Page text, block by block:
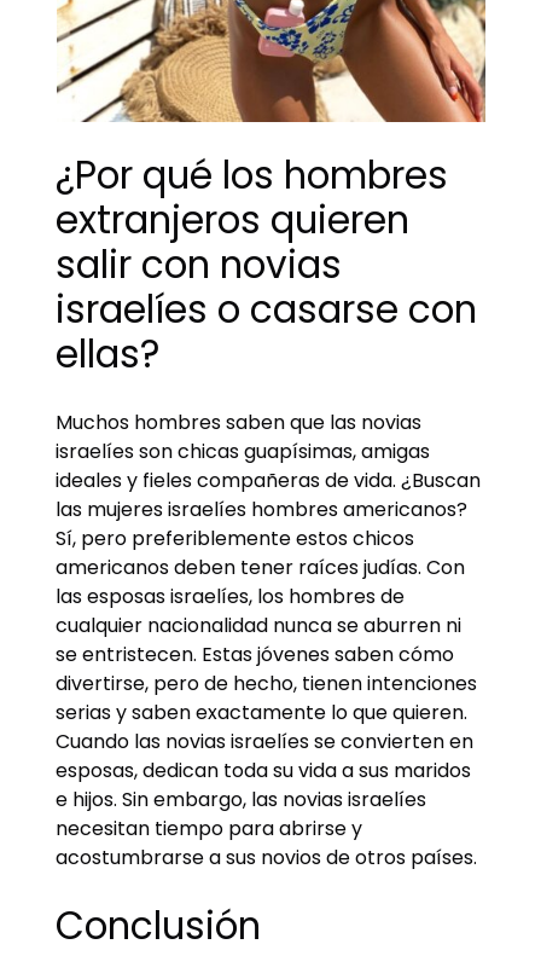
¿Por qué los hombres
extranjeros quieren
salir con novias
israelíes o casarse con
ellas?
Muchos hombres saben que las novias
israelíes son chicas guapísimas, amigas
ideales y fieles compañeras de vida. ¿Buscan
las mujeres israelíes hombres americanos?
Sí, pero preferiblemente estos chicos
americanos deben tener raíces judías. Con
las esposas israelíes, los hombres de
cualquier nacionalidad nunca se aburren ni
se entristecen. Estas jóvenes saben cómo
divertirse, pero de hecho, tienen intenciones
serias y saben exactamente lo que quieren.
Cuando las novias israelíes se convierten en
esposas, dedican toda su vida a sus maridos
e hijos. Sin embargo, las novias israelíes
necesitan tiempo para abrirse y
acostumbrarse a sus novios de otros países.
Conclusión